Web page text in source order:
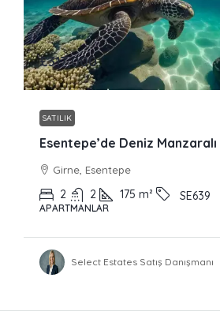
£317,000
SATILIK
Esentepe’de Deniz
Girne, Esentepe
2 2 175 m² SE639
APARTMANLAR
Select Estates Satış Danışmanı